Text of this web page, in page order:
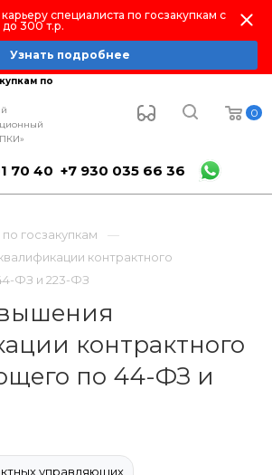
специалиста по госзакупкам с
300 т.р.
Узнать подробнее
по
0
70 40 +7 930 035 66 36
госзакупкам
контрактного
ФЗ и 223-ФЗ
контрактного
по 44-ФЗ и
управляющих